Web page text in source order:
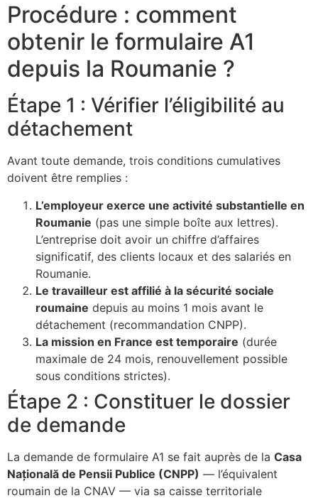
Procédure : comment
obtenir le formulaire A1
depuis la Roumanie ?
Étape 1 : Vérifier l’éligibilité au
détachement
Avant toute demande, trois conditions cumulatives
doivent être remplies :
L’employeur exerce une activité substantielle en
Roumanie (pas une simple boîte aux lettres).
L’entreprise doit avoir un chiffre d’affaires
significatif, des clients locaux et des salariés en
Roumanie.
Le travailleur est affilié à la sécurité sociale
roumaine depuis au moins 1 mois avant le
détachement (recommandation CNPP).
La mission en France est temporaire (durée
maximale de 24 mois, renouvellement possible
sous conditions strictes).
Étape 2 : Constituer le dossier
de demande
La demande de formulaire A1 se fait auprès de la Casa
Națională de Pensii Publice (CNPP) — l’équivalent
roumain de la CNAV — via sa caisse territoriale